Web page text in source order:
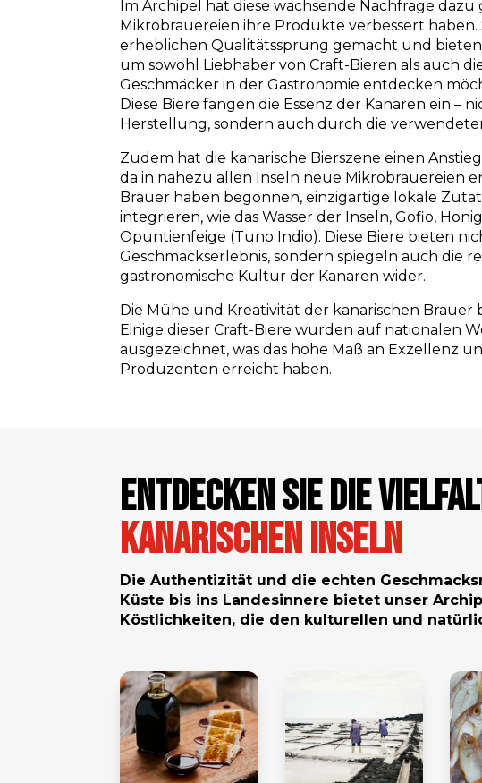
Im Archipel hat diese wachsende Nachfrage
Mikrobrauereien ihre Produkte verbessert haben.
erheblichen Qualitätssprung gemacht und
um sowohl Liebhaber von Craft-Bieren als auch
Geschmäcker in der Gastronomie entdecken
Diese Biere fangen die Essenz der Kanaren ein –
Herstellung, sondern auch durch die
Zudem hat die kanarische Bierszene einen
da in nahezu allen Inseln neue Mikrobrauereien
Brauer haben begonnen, einzigartige lokale
integrieren, wie das Wasser der Inseln, Gofio,
Opuntienfeige (Tuno Indio). Diese Biere bieten
Geschmackserlebnis, sondern spiegeln auch die
gastronomische Kultur der Kanaren wider.
Die Mühe und Kreativität der kanarischen
Einige dieser Craft-Biere wurden auf nationalen
ausgezeichnet, was das hohe Maß an Exzellenz
Produzenten erreicht haben.
Entdecken Sie die
Kanarischen Inseln
Die Authentizität und die echten
Küste bis ins Landesinnere bietet unser
Köstlichkeiten, die den kulturellen und